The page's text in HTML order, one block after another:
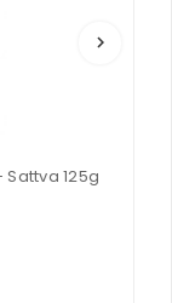
keyboard_arrow_right
125g